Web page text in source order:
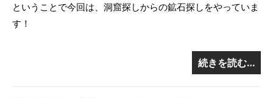
ということで今回は、洞窟探しからの鉱石探しをやっていま
す！
続きを読む…